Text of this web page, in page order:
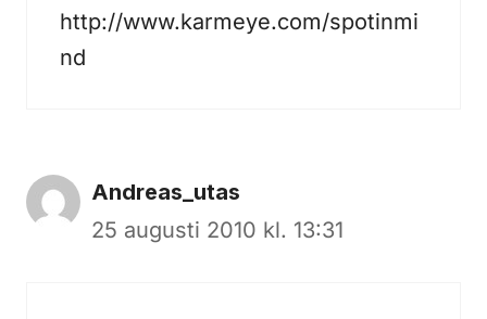
http://www.karmeye.com/spotinmi
nd
Andreas_utas
25 augusti 2010 kl. 13:31